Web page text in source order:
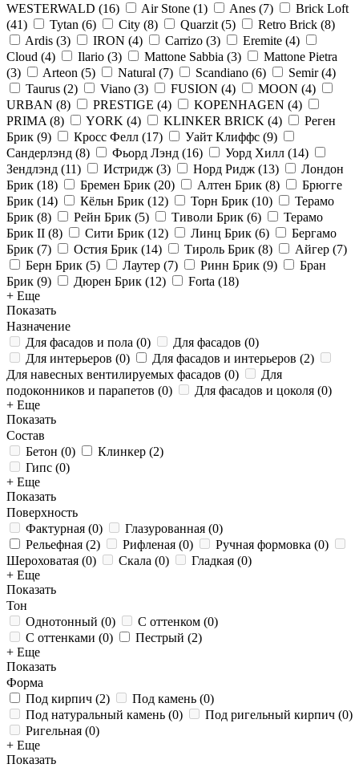
WESTERWALD (16) Air Stone (1) Anes (7)
Brick Loft
(41) Tytan (6) City (8) Quarzit (5) Retro Brick (8)
Ardis (3) IRON (4) Carrizo (3) Eremite (4)
Cloud (4) Ilario (3) Mattone Sabbia (3)
Mattone Pietra
(3) Arteon (5) Natural (7) Scandiano (6) Semir(4)
Taurus (2) Viano (3) FUSION (4) MOON (4)
URBAN (8) PRESTIGE (4) KOPENHAGEN (4)
PRIMA (8) YORK (4) KLINKER BRICK (4)
Реген
Брик (9) Кросс Фелл (17) Уайт Клиффс (9)
Сандерлэнд (8) Фьорд Лэнд (16) Уорд Хилл (14)
Зендлэнд (11) Истридж (3) Норд Ридж (13)
Лондон
Брик (18) Бремен Брик (20) Алтен Брик (8)
Брюгге
Брик (14) Кёльн Брик (12) Торн Брик (10)
Терамо
Брик (8) Рейн Брик (5) Тиволи Брик (6)
Терамо
Брик II (8) Сити Брик (12) Линц Брик (6)
Бергамо
Брик (7) Остия Брик (14) Тироль Брик (8) Айгер (7)
Берн Брик (5) Лаутер (7) Ринн Брик (9)
Бран
Брик (9) Дюрен Брик (12) Forta (18)
+ Еще
Показать
Назначение
Для фасадов и пола (0) Для фасадов (0)
Для интерьеров (0) Для фасадов и интерьеров (2)
Для навесных вентилируемых фасадов (0)
Для
подоконников и парапетов (0) Для фасадов и цоколя (0)
+ Еще
Показать
Состав
Бетон (0) Клинкер (2)
Гипс (0)
+ Еще
Показать
Поверхность
Фактурная (0) Глазурованная (0)
Рельефная (2) Рифленая (0) Ручная формовка (0)
Шероховатая (0) Скала (0) Гладкая (0)
+ Еще
Показать
Тон
Однотонный (0) С оттенком (0)
С оттенками (0) Пестрый (2)
+ Еще
Показать
Форма
Под кирпич (2) Под камень (0)
Под натуральный камень (0) Под ригельный кирпич (0)
Ригельная (0)
+ Еще
Показать